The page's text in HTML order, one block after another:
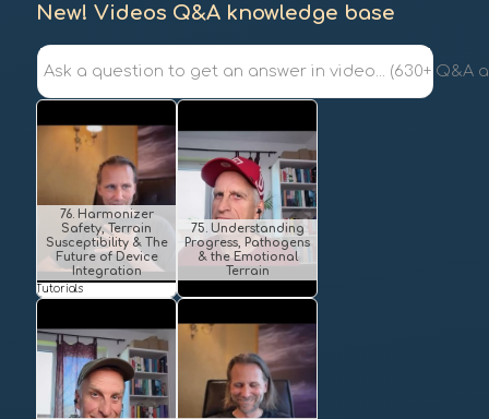
New! Videos Q&A knowledge base
Ask a question to get an answer in video... (630+ Q&A
Tutorials
76. Harmonizer
Safety, Terrain
Susceptibility & The
Future of Device
Integration
75. Understanding
Progress, Pathogens
& the Emotional
Terrain